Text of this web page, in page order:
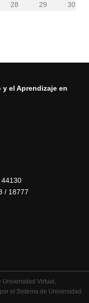
28 29
30
el Aprendizaje en
44130
18843 / 18777
Universidad Virtual,
el Sistema de Universidad